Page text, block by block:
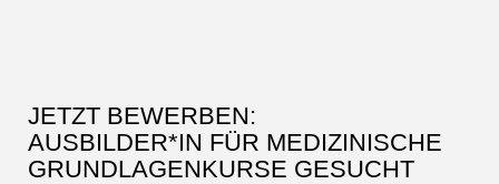
JETZT BEWERBEN:
AUSBILDER*IN FÜR MEDIZINISCHE
GRUNDLAGENKURSE GESUCHT